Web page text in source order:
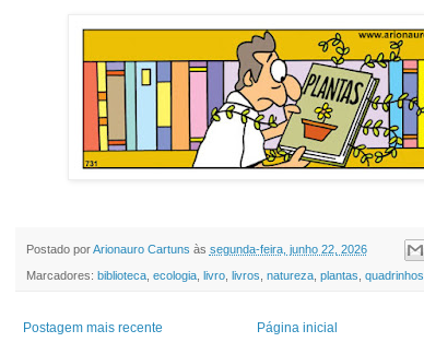
Postado porArionauro Cartuns às segunda-feira, junho 22, 2026
Marcadores: biblioteca, ecologia, livro, livros natureza, plantas quadrinhos
Postagem mais recente Página inicial